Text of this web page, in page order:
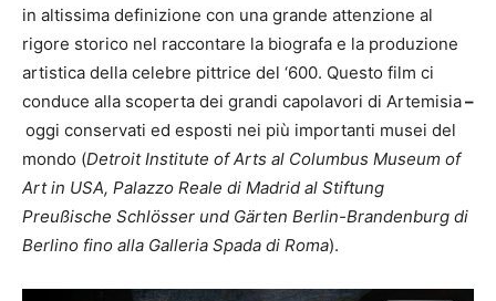
in altissima definizione con una grande attenzione al
rigore storico nel raccontare la biografa e la produzione
artistica della celebre pittrice del ‘600. Questo film ci
conduce alla scoperta dei grandi capolavori di Artemisia–
oggi conservati ed esposti nei più importanti musei del
mondo (Detroit Institute of Arts al Columbus Museum of
Art in USA, Palazzo Reale di Madrid al Stiftung
Preußische Schlösser und Gärten Berlin-Brandenburg di
Berlino fino alla Galleria Spada di Roma).